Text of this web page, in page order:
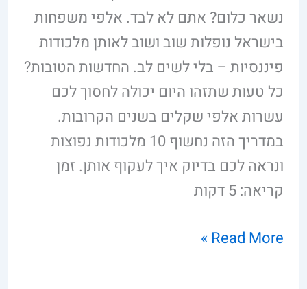
נשאר כלום? אתם לא לבד. אלפי משפחות
בישראל נופלות שוב ושוב לאותן מלכודות
פיננסיות – בלי לשים לב. החדשות הטובות?
כל טעות שתזהו היום יכולה לחסוך לכם
עשרות אלפי שקלים בשנים הקרובות.
במדריך הזה נחשוף 10 מלכודות נפוצות
ונראה לכם בדיוק איך לעקוף אותן. זמן
קריאה: 5 דקות
Read More »